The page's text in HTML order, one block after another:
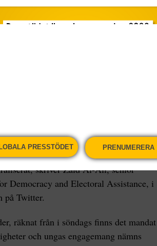
Under ceremonin i huvudstaden
och Afrikanska unionen.
civil premiärminister och regering
deklarationen kommer att undertecknas
Dagen därpå ska medlemmarna,
Den 20 augusti ska en
ska presenteras den 28 augusti.
ersätter helt och hållet landets
landet som demokratiskt,
skriver Zaid Al-Ali, senior
Democracy and Electoral Assistance, i
på Twitter.
räknat från i söndags finns det mandat
och ungas engagemang nämns
PRESSTÖDET PRENUMERERA